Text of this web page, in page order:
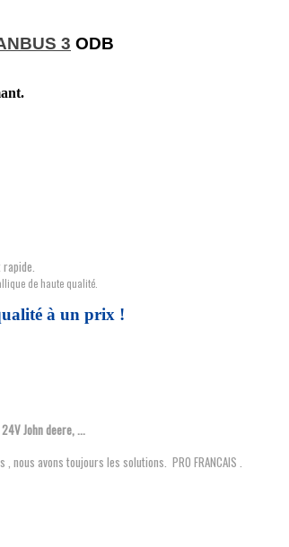
3 ODB
rapide.
de haute qualité.
à un prix !
John deere, ...
nous avons toujours les solutions. PRO FRANCAIS .